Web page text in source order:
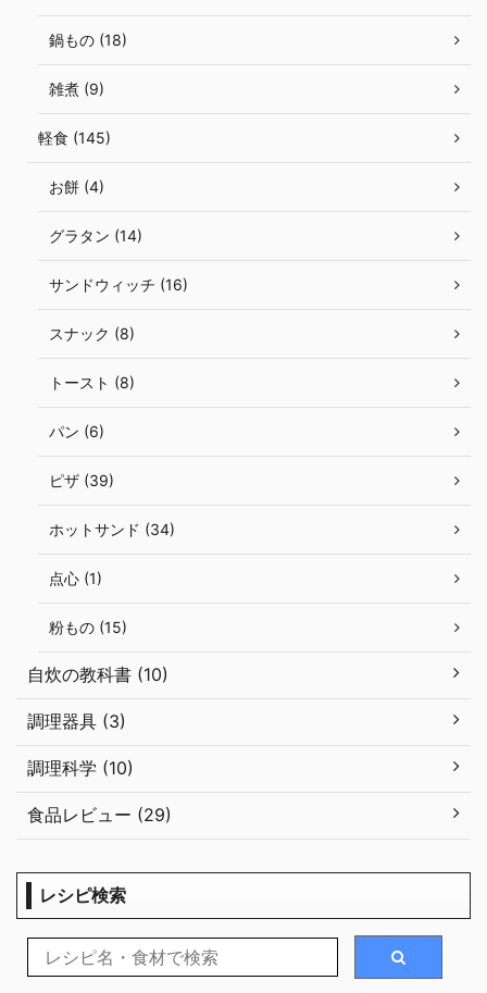
鍋もの (18)
雑煮 (9)
軽食 (145)
お餅 (4)
グラタン (14)
サンドウィッチ (16)
スナック (8)
トースト (8)
パン (6)
ピザ (39)
ホットサンド (34)
点心 (1)
粉もの (15)
自炊の教科書 (10)
調理器具 (3)
調理科学 (10)
食品レビュー (29)
レシピ検索